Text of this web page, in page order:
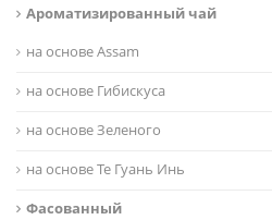
Ароматизированный чай
на основе Assam
на основе Гибискуса
на основе Зеленого
на основе Те Гуань Инь
Фасованный